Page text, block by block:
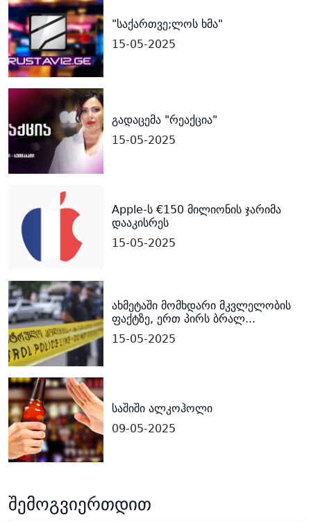
"საქართვე;ლოს ხმა"
15-05-2025
გადაცემა "რეაქცია"
15-05-2025
Apple-ს €150 მილიონის ჯარიმა
დააკისრეს
15-05-2025
ახმეტაში მომხდარი მკვლელობის
ფაქტზე, ერთ პირს ბრალ...
15-05-2025
საშიში ალკოჰოლი
09-05-2025
შემოგვიერთდით